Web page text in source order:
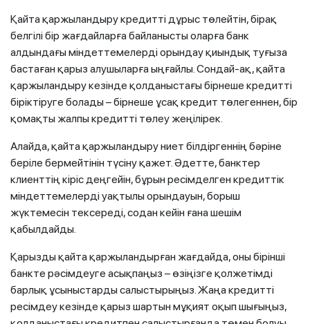
Қайта қаржыландыру кредитті дұрыс төлейтін, бірақ
белгілі бір жағдайларға байланысты оларға банк
алдындағы міндеттемелерді орындау қиындық туғыза
бастаған қарыз алушыларға ыңғайлы. Сондай-ақ, қайта
қаржыландыру кезінде қолданыстағы бірнеше кредитті
біріктіруге болады – бірнеше ұсақ кредит төлегеннен, бір
қомақты жалпы кредитті төлеу жеңілірек.
Алайда, қайта қаржыландыру ниет білдіргеннің бәріне
беріле бермейтінін түсіну қажет. Әдетте, банктер
клиенттің кіріс деңгейін, бұрын ресімделген кредиттік
міндеттемелерді уақтылы орындауын, борыш
жүктемесін тексереді, содан кейін ғана шешім
қабылдайды.
Қарызды қайта қаржыландырған жағдайда, оны бірінші
банкте рәсімдеуге асықпаңыз – өзіңізге қолжетімді
барлық ұсыныстарды салыстырыңыз. Жаңа кредитті
ресімдеу кезінде қарыз шартын мұқият оқып шығыңыз,